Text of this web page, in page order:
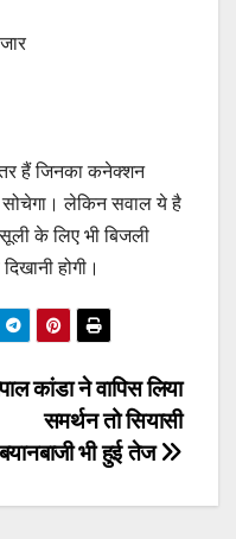
हैं जिनका कनेक्शन
सोचेगा। लेकिन सवाल ये है
के लिए भी बिजली
होगी।
कांडा ने वापिस लिया
समर्थन तो सियासी
भी हुई तेज